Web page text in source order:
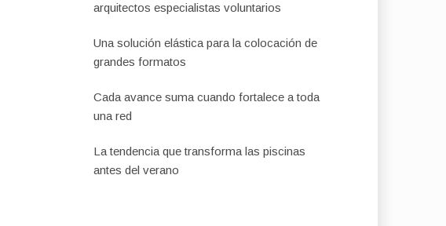
arquitectos especialistas voluntarios
Una solución elástica para la colocación de
grandes formatos
Cada avance suma cuando fortalece a toda
una red
La tendencia que transforma las piscinas
antes del verano